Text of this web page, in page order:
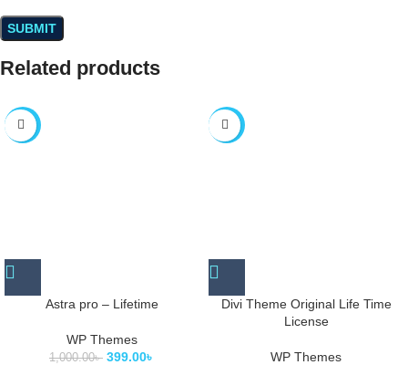
Related products
Astra pro – Lifetime
WP Themes
1,000.00৳ 399.00৳
Divi Theme Original Life Time
License
WP Themes